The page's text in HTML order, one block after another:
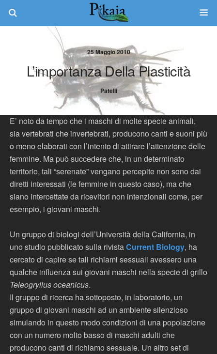
25 Maggio 2010
L’importanza Della Plasticità
Patelli
E’ noto da tempo che i maschi di molte specie animali,
sia vertebrati che invertebrati, producono canti e suoni più
o meno elaborati con l’intento di attirare l’attenzione delle
femmine. Ma può succedere che, in un determinato
territorio, tali “serenate” vengano percepite non sono dai
diretti interessati (le femmine in questo caso), ma che
siano intercettate da ricevitori non intenzionali come, per
esempio, i giovani maschi.
Un gruppo di biologi dell’Università della California, in
uno studio pubblicato sulla rivistaCurrent Biology, ha
cercato di capire se tali richiami sessuali avessero una
qualche influenza sui giovani maschi nella specie di grillo
Teleogryllus oceanicus.
Il gruppo di ricerca ha sottoposto, in laboratorio, un
gruppo di giovani maschi ad un ambiente silenzioso
simulando in questo modo condizioni di una popolazione
con un numero molto basso di maschi adulti che
producono canti di richiamo sessuale. Un altro set di